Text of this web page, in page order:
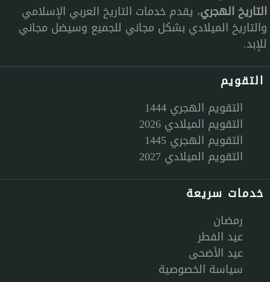
التاريخ الهجري، يقدم خدمات التاريخ العربي الإسلامي
والتاريخ الميلادي بشكل مجاني للجميع وسيضل مجاني
للإبد.
التقويم
التقويم الهجري 1444
التقويم الميلادي 2026
التقويم الهجري 1445
التقويم الميلادي 2027
خدمات سريعة
رمضان
عيد الفطر
عيد الأضحى
سياسة الخصوصية